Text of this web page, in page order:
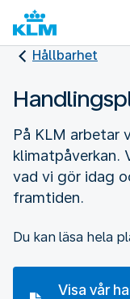
Hållbarhet
På KLM arbetar
klimatpåverkan.
vad vi gör idag
framtiden.
Du kan läsa hela
Visa vår